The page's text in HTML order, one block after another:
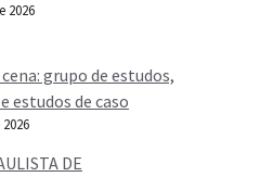
2026
grupo de estudos,
estudos de caso
DE